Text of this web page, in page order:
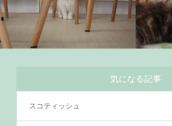
気になる記事
スコティッシュ